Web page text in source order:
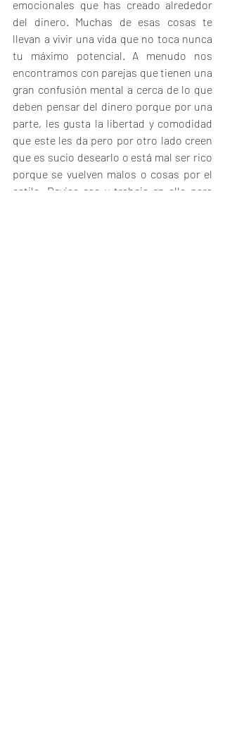
emocionales que has creado alrededor
del dinero. Muchas de esas cosas te
llevan a vivir una vida que no toca nunca
tu máximo potencial. A menudo nos
encontramos con parejas que tienen una
gran confusión mental a cerca de lo que
deben pensar del dinero porque por una
parte, les gusta la libertad y comodidad
que este les da pero por otro lado creen
que es sucio desearlo o está mal ser rico
porque se vuelven malos o cosas por el
estilo. Revisa eso y trabaja en ello para